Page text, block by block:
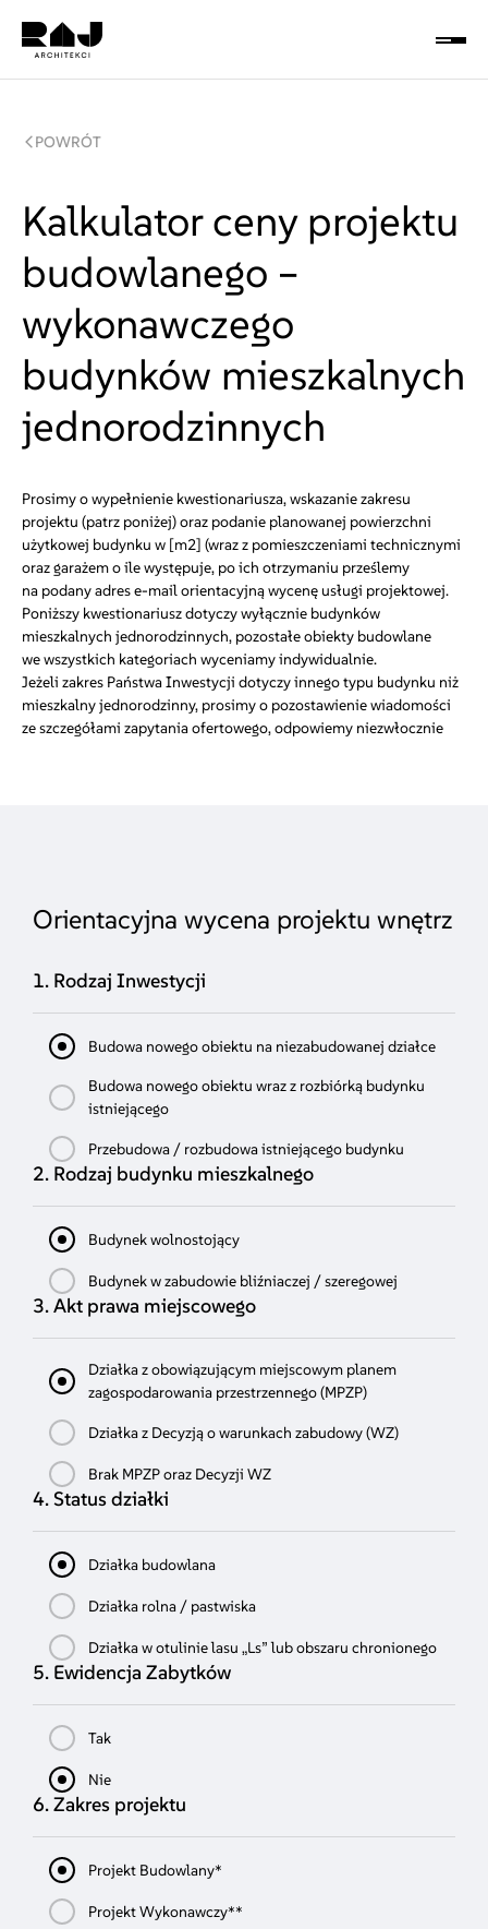
Header
POWRÓT
Kalkulator ceny projektu
budowlanego –
wykonawczego
budynków mieszkalnych
jednorodzinnych
Prosimy o wypełnienie kwestionariusza, wskazanie zakresu
projektu (patrz poniżej) oraz podanie planowanej powierzchni
użytkowej budynku w [m2] (wraz z pomieszczeniami technicznymi
oraz garażem o ile występuje, po ich otrzymaniu prześlemy
na podany adres e-mail orientacyjną wycenę usługi projektowej.
Poniższy kwestionariusz dotyczy wyłącznie budynków
mieszkalnych jednorodzinnych, pozostałe obiekty budowlane
we wszystkich kategoriach wyceniamy indywidualnie.
Jeżeli zakres Państwa Inwestycji dotyczy innego typu budynku niż
mieszkalny jednorodzinny, prosimy o pozostawienie wiadomości
ze szczegółami zapytania ofertowego, odpowiemy niezwłocznie
Orientacyjna wycena projektu wnętrz
1. Rodzaj Inwestycji
Budowa nowego obiektu na niezabudowanej działce
Budowa nowego obiektu wraz z rozbiórką budynku
istniejącego
Przebudowa / rozbudowa istniejącego budynku
2. Rodzaj budynku mieszkalnego
Budynek wolnostojący
Budynek w zabudowie bliźniaczej / szeregowej
3. Akt prawa miejscowego
Działka z obowiązującym miejscowym planem
zagospodarowania przestrzennego (MPZP)
Działka z Decyzją o warunkach zabudowy (WZ)
Brak MPZP oraz Decyzji WZ
4. Status działki
Działka budowlana
Działka rolna / pastwiska
Działka w otulinie lasu „Ls” lub obszaru chronionego
5. Ewidencja Zabytków
Tak
Nie
6. Zakres projektu
Projekt Budowlany*
Projekt Wykonawczy**